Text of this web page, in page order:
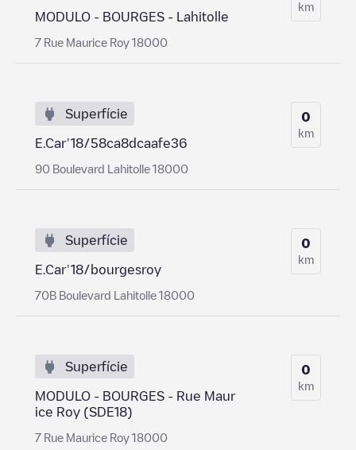
MODULO - BOURGES - Lahitolle
7 Rue Maurice Roy 18000
km
Superfície
E.Car'18/58ca8dcaafe36
90 Boulevard Lahitolle 18000
0
km
Superfície
E.Car'18/bourgesroy
70B Boulevard Lahitolle 18000
0
km
Superfície
MODULO - BOURGES - Rue Maur
ice Roy (SDE18)
7 Rue Maurice Roy 18000
0
km